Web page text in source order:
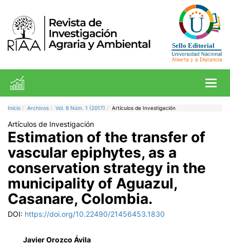
Inicio Archivos Vol. 8 Núm. 1 (2017) Artículos de Investigación
Artículos de Investigación
Estimation of the transfer of
vascular epiphytes, as a
conservation strategy in the
municipality of Aguazul,
Casanare, Colombia.
DOI: https://doi.org/10.22490/21456453.1830
Javier Orozco Ávila